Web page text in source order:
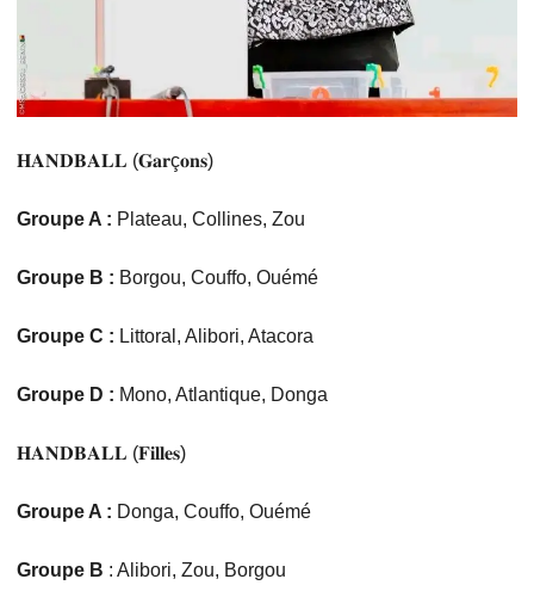
𝐇𝐀𝐍𝐃𝐁𝐀𝐋𝐋 (𝐆𝐚𝐫ç𝐨𝐧𝐬)
Groupe A : Plateau, Collines, Zou
Groupe B : Borgou, Couffo, Ouémé
Groupe C : Littoral, Alibori, Atacora
Groupe D : Mono, Atlantique, Donga
𝐇𝐀𝐍𝐃𝐁𝐀𝐋𝐋 (𝐅𝐢𝐥𝐥𝐞𝐬)
Groupe A : Donga, Couffo, Ouémé
Groupe B : Alibori, Zou, Borgou